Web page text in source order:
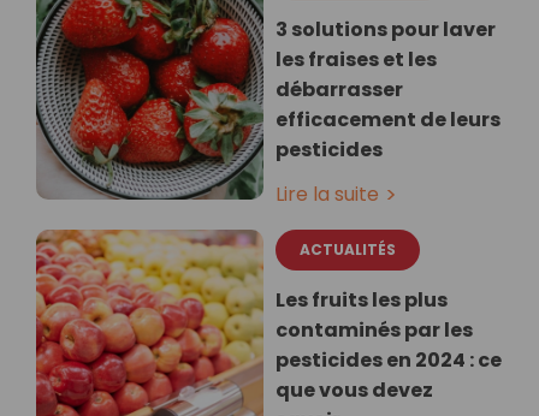
3 solutions pour laver
les fraises et les
débarrasser
efficacement de leurs
pesticides
Lire la suite
ACTUALITÉS
Les fruits les plus
contaminés par les
pesticides en 2024 : ce
que vous devez